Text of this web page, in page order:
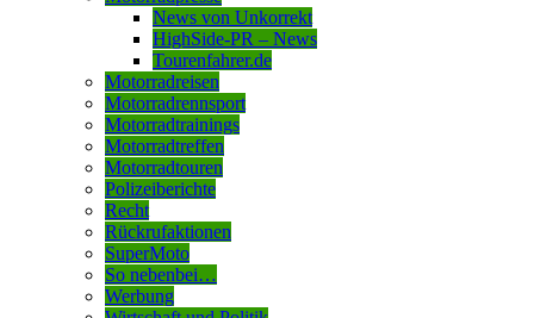
News von Unkorrekt
HighSide-PR – News
Tourenfahrer.de
Motorradreisen
Motorradrennsport
Motorradtrainings
Motorradtreffen
Motorradtouren
Polizeiberichte
Recht
Rückrufaktionen
SuperMoto
So nebenbei…
Werbung